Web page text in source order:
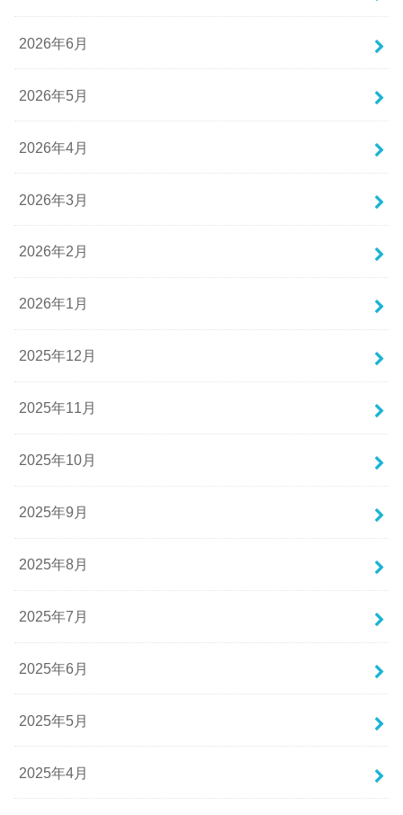
2026年6月
2026年5月
2026年4月
2026年3月
2026年2月
2026年1月
2025年12月
2025年11月
2025年10月
2025年9月
2025年8月
2025年7月
2025年6月
2025年5月
2025年4月